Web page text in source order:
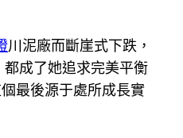
川泥廠而斷崖式下跌，
成了她追求完美平衡
最後源于處所成長實